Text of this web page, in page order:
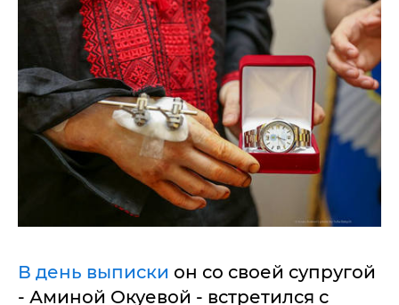
В день выписки он со своей супругой
- Аминой Окуевой - встретился с